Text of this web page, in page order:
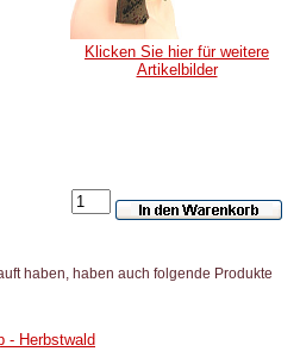
Klicken Sie hier für weitere
Artikelbilder
haben, haben auch folgende Produkte
- Herbstwald